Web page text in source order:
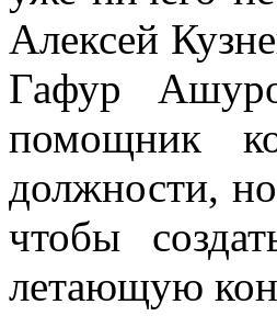
Алексей
Гафур
помощник
должности,
чтобы
летающую